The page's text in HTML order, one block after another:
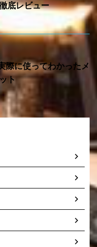
底レビュー
際に使ってわかったメ
ト